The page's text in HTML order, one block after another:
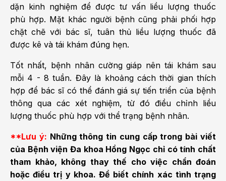
dặn kinh nghiệm để được tư vấn liều lượng thuốc
phù hợp. Mặt khác người bệnh cũng phải phối hợp
chặt chẽ với bác sĩ, tuân thủ liều lượng thuốc đã
được kê và tái khám đúng hẹn.
Tốt nhất, bệnh nhân cường giáp nên tái khám sau
mỗi 4 - 8 tuần. Đây là khoảng cách thời gian thích
hợp để bác sĩ có thể đánh giá sự tiến triển của bệnh
thông qua các xét nghiệm, từ đó điều chỉnh liều
lượng thuốc phù hợp với thể trạng bệnh nhân.
**Lưu ý: Những thông tin cung cấp trong bài viết
của Bệnh viện Đa khoa Hồng Ngọc chỉ có tính chất
tham khảo, không thay thế cho việc chẩn đoán
hoặc điều trị y khoa. Để biết chính xác tình trạng